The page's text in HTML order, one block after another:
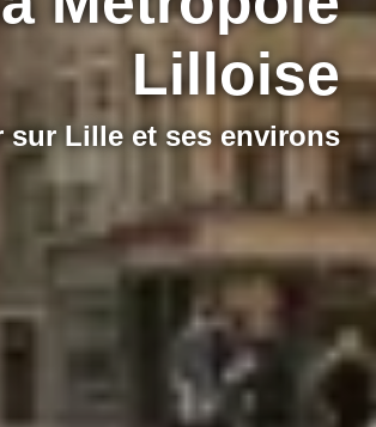
Lilloise
sur Lille et ses environs